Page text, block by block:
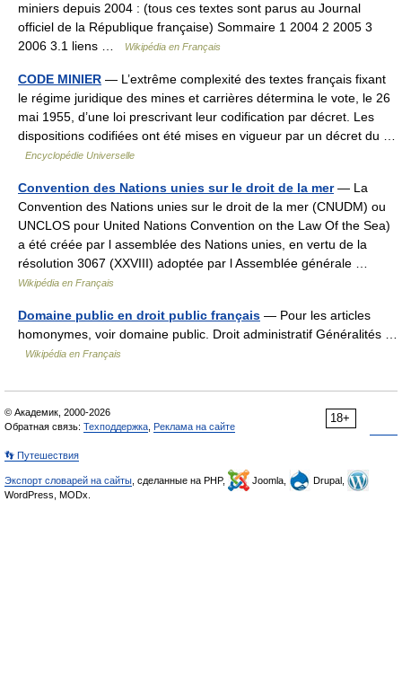
miniers depuis 2004 : (tous ces textes sont parus au Journal
officiel de la République française) Sommaire 1 2004 2 2005 3
2006 3.1 liens …
Wikipédia en Français
CODE MINIER — L’extrême complexité des textes français fixant
le régime juridique des mines et carrières détermina le vote, le 26
mai 1955, d’une loi prescrivant leur codification par décret. Les
dispositions codifiées ont été mises en vigueur par un décret du …
Encyclopédie Universelle
Convention des Nations unies sur le droit de la mer— La
Convention des Nations unies sur le droit de la mer (CNUDM) ou
UNCLOS pour United Nations Convention on the Law Of the Sea)
a été créée par l assemblée des Nations unies, en vertu de la
résolution 3067 (XXVIII) adoptée par l Assemblée générale …
Wikipédia en Français
Domaine public en droit public français — Pour les articles
homonymes, voir domaine public. Droit administratif Généralités …
Wikipédia en Français
18+
© Академик, 2000-2026
Обратная связь: Техподдержка Реклама на сайте
👣 Путешествия
Экспорт словарей на сайты , сделанные на PHP, Joomla,
Drupal,
WordPress, MODx.